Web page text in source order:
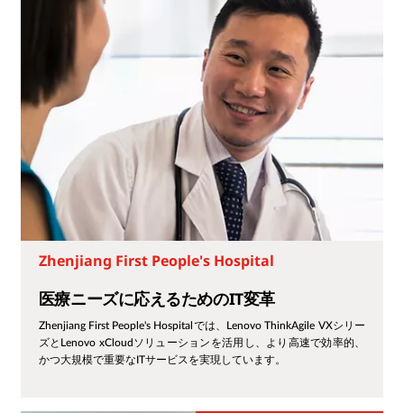
Zhenjiang First People's Hospital
医療ニーズに応えるためのIT変革
Zhenjiang First People's Hospitalでは、Lenovo ThinkAgile VXシリー
ズとLenovo xCloudソリューションを活用し、より高速で効率的、
かつ大規模で重要なITサービスを実現しています。